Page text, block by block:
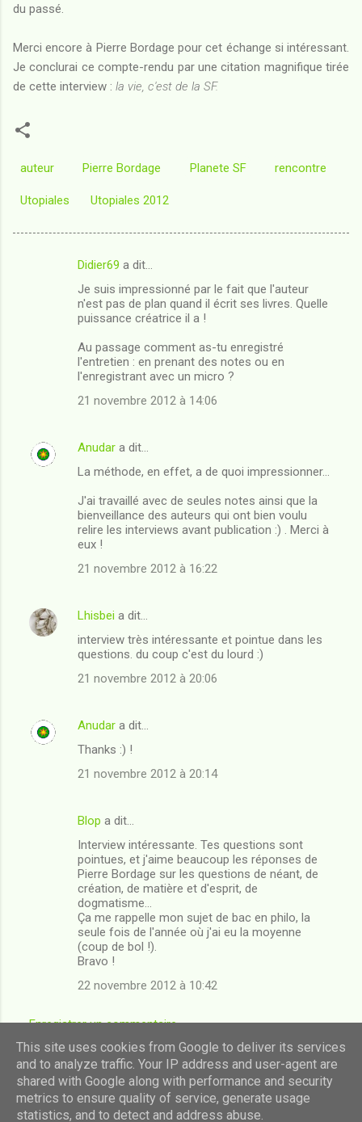
du passé.
Merci encore à Pierre Bordage pour cet échange si intéressant.
Je conclurai ce compte-rendu par une citation magnifique tirée
de cette interview : la vie, c'est de la SF.
auteur Pierre Bordage Planete SF rencontre
Utopiales Utopiales 2012
i
Didier69 a dit…
Je suis impressionné par le fait que l'auteur
n'est pas de plan quand il écrit ses livres. Quelle
puissance créatrice il a !
Au passage comment as-tu enregistré
l'entretien : en prenant des notes ou en
l'enregistrant avec un micro ?
21 novembre 2012 à 14:06
Anudar a dit…
La méthode, en effet, a de quoi impressionner...
J'ai travaillé avec de seules notes ainsi que la
bienveillance des auteurs qui ont bien voulu
relire les interviews avant publication :) . Merci à
eux !
21 novembre 2012 à 16:22
Lhisbei a dit…
interview très intéressante et pointue dans les
questions. du coup c'est du lourd :)
21 novembre 2012 à 20:06
Anudar a dit…
Thanks :) !
21 novembre 2012 à 20:14
Blop a dit…
Interview intéressante. Tes questions sont
pointues, et j'aime beaucoup les réponses de
Pierre Bordage sur les questions de néant, de
création, de matière et d'esprit, de
dogmatisme...
Ça me rappelle mon sujet de bac en philo, la
seule fois de l'année où j'ai eu la moyenne
(coup de bol !).
Bravo !
22 novembre 2012 à 10:42
Enregistrer un commentaire
Fourni par Blogger
This site uses cookies from Google to deliver its services
and to analyze traffic. Your IP address and user-agent are
shared with Google along with performance and security
metrics to ensure quality of service, generate usage
statistics, and to detect and address abuse.